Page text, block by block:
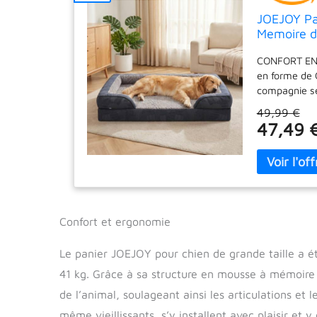
JOEJOY
Memoire
CONFORT
en forme de
compagnie
à une
coussins
Ainsi, votre
Ce lit
compagnon
POUR
housse
mettre
intérieure
causés par
49,99 €
47,49
Confort et ergonomie
Le panier JOEJOY pour chien de grande taille a
41 kg. Grâce à sa structure en mousse à
de l’animal, soulageant ainsi les articulations et